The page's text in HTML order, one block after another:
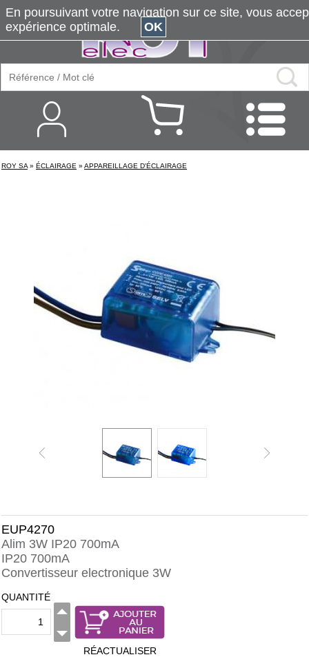
ROY SA » ÉCLAIRAGE » APPAREILLAGE D'ÉCLAIRAGE
EUP4270
Alim 3W IP20 700mA
IP20 700mA
Convertisseur electronique 3W
QUANTITÉ
RÉACTUALISER
En poursuivant votre navigation sur ce site, vous
expérience optimale.
OK